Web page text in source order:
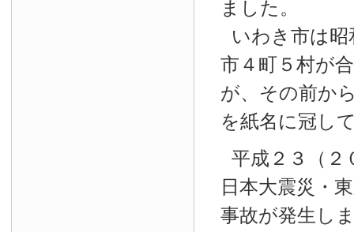
ました。
いわき市は昭
市４町５村が
が、その前か
を紙名に冠し
平成２３（２
日本大震災・
事故が発生し